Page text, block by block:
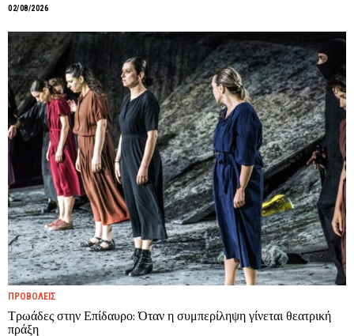
02/08/2026
ΠΡΟΒΟΛΕΙΣ
Τρωάδες στην Επίδαυρο: Όταν η συμπερίληψη γίνεται θεατρική
πράξη